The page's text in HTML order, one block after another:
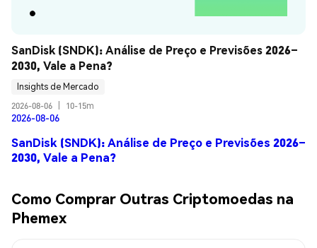
SanDisk (SNDK): Análise de Preço e Previsões 2026–
2030, Vale a Pena?
Insights de Mercado
2026-08-06
10-15m
2026-08-06
SanDisk (SNDK): Análise de Preço e Previsões 2026–
2030, Vale a Pena?
Como Comprar Outras Criptomoedas na
Phemex